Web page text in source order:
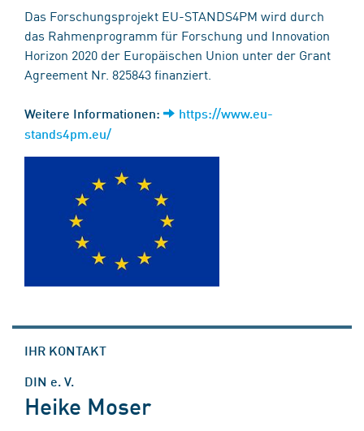
Das Forschungsprojekt EU-STANDS4PM wird durch
das Rahmenprogramm für Forschung und Innovation
Horizon 2020 der Europäischen Union unter der Grant
Agreement Nr. 825843 finanziert.
Weitere Informationen:
https://www.eu-
stands4pm.eu/
IHR KONTAKT
DIN e. V.
Heike Moser